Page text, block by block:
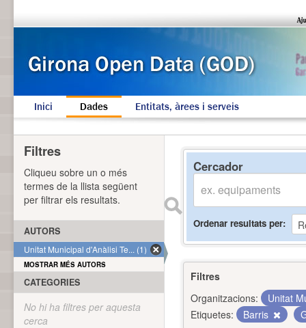
Inici Dades Entitats, àrees i serveis
Cercador
Ordenar resultats per
Filtres
Organitzacions:
Unitat
Etiquetes:
Barris
Filtres
Cliqueu sobre un o més
termes de la llista següent
per filtrar els resultats.
AUTORS
Unitat Municipal d'Anàlisi Te... (1)
MOSTRAR MÉS AUTORS
CATEGORIES
No hi ha filtres per aquesta
cerca